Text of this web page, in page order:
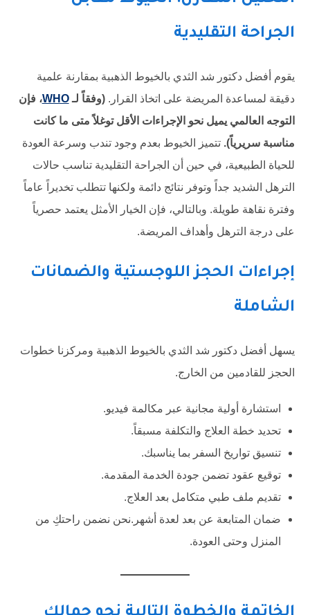
الجراحة التقليدية
يقوم أفضل دكتور شد الثدي بالخيوط الذهبية بمقارنة علمية
دقيقة لمساعدة المريضة على اتخاذ القرار.(وفقاً لـWHO، فإن
التوجه العالمي يميل نحو الإجراءات الأقل توغلاً متى ما كانت
مناسبة سريرياً). تتميز الخيوط بعدم وجود تندب وسرعة العودة
للحياة الطبيعية، في حين أن الجراحة التقليدية تناسب حالات
الترهل الشديد جداً وتوفر نتائج دائمة ولكنها تتطلب تخديراً عاماً
وفترة نقاهة طويلة. وبالتالي، فإن الخيار الأمثل يعتمد حصرياً
على درجة الترهل وأهداف المريضة.
إجراءات الحجز اللوجستية والضمانات
الشاملة
يسهل أفضل دكتور شد الثدي بالخيوط الذهبية ومركزنا خطوات
الحجز للقادمين من الخارج.
استشارة أولية مجانية عبر مكالمة فيديو.
تحديد خطة العلاج والتكلفة مسبقاً.
تنسيق تواريخ السفر بما يناسبك.
توقيع عقود تضمن جودة الخدمة المقدمة.
تقديم ملف طبي متكامل بعد العلاج.
ضمان المتابعة عن بعد لعدة أشهر.نحن نضمن راحتكِ من
المنزل وحتى العودة.